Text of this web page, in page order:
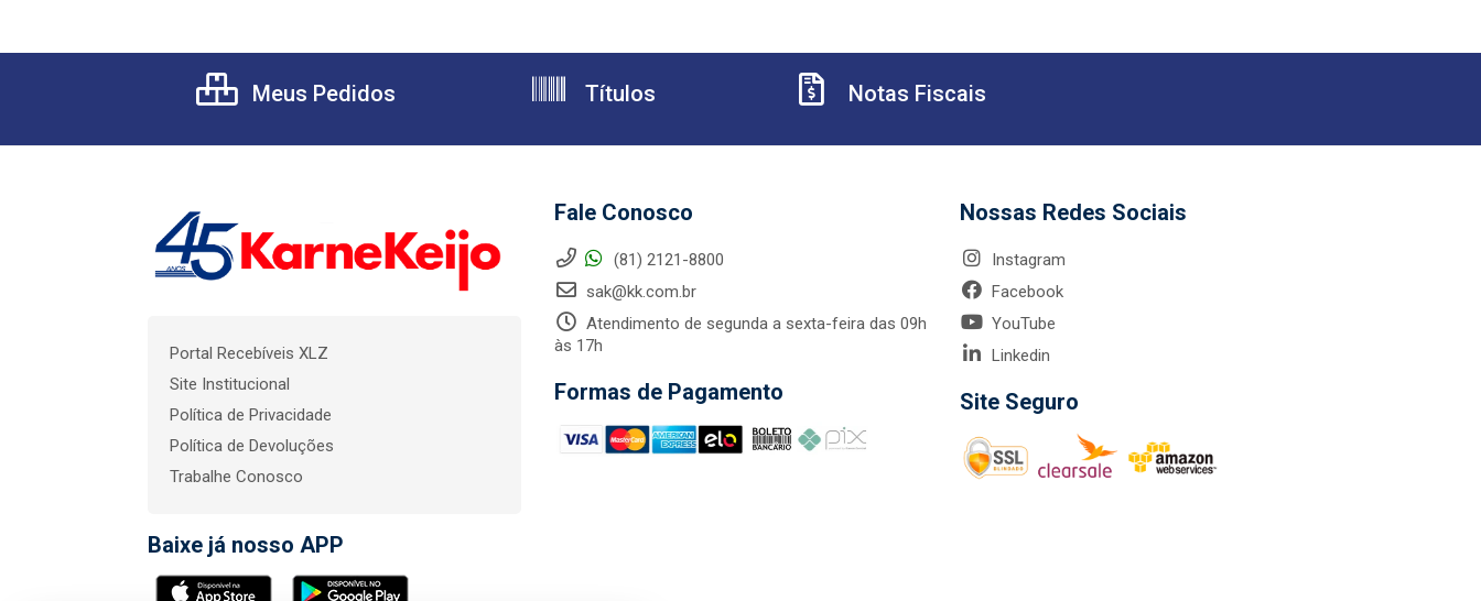
Meus Pedidos Títulos Notas Fiscais
Portal Recebíveis XLZ
Site Institucional
Política de Privacidade
Política de Devoluções
Trabalhe Conosco
Baixe já nosso APP
Fale Conosco
(81) 2121-8800
sak@kk.com.br
Atendimento de segunda a sexta-feira das 09h
às 17h
Formas de Pagamento
Nossas Redes Sociais
Instagram
Facebook
YouTube
Linkedin
Site Seguro